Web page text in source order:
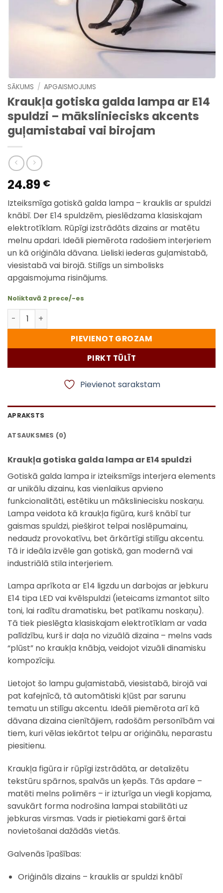
SĀKUMS / APGAISMOJUMS
Kraukļa gotiska galda lampa ar E14
spuldzi – māksliniecisks akcents
guļamistabai vai birojam
24.89 €
Izteiksmīga gotiskā galda lampa – krauklis ar spuldzi
knābī. Der E14 spuldzēm, pieslēdzama klasiskajam
elektrotīklam. Rūpīgi izstrādāts dizains ar matētu
melnu apdari. Ideāli piemērota radošiem interjeriem
un kā oriģināla dāvana. Lieliski iederas guļamistabā,
viesistabā vai birojā. Stilīgs un simbolisks
apgaismojuma risinājums.
Noliktavā 2 prece/-es
Kraukļa gotiska galda lampa ar E14 spuldzi –
PIEVIENOT GROZAM
PIRKT TŪLĪT
Pievienot sarakstam
APRAKSTS
ATSAUKSMES (0)
Kraukļa gotiska galda lampa ar E14 spuldzi
Gotiskā galda lampa ir izteiksmīgs interjera elements
ar unikālu dizainu, kas vienlaikus apvieno
funkcionalitāti, estētiku un māksliniecisku noskaņu.
Lampa veidota kā kraukļa figūra, kurš knābī tur
gaismas spuldzi, piešķirot telpai noslēpumainu,
nedaudz provokatīvu, bet ārkārtīgi stilīgu akcentu.
Tā ir ideāla izvēle gan gotiskā, gan modernā vai
industriālā stila interjeriem.
Lampa aprīkota ar E14 ligzdu un darbojas ar jebkuru
E14 tipa LED vai kvēlspuldzi (ieteicams izmantot silto
toni, lai radītu dramatisku, bet patīkamu noskaņu).
Tā tiek pieslēgta klasiskajam elektrotīklam ar vada
palīdzību, kurš ir daļa no vizuālā dizaina – melns vads
“plūst” no kraukļa knābja, veidojot vizuāli dinamisku
kompozīciju.
Lietojot šo lampu guļamistabā, viesistabā, birojā vai
pat kafejnīcā, tā automātiski kļūst par sarunu
tematu un stilīgu akcentu. Ideāli piemērota arī kā
dāvana dizaina cienītājiem, radošām personībām vai
tiem, kuri vēlas iekārtot telpu ar oriģinālu, neparastu
piesitienu.
Kraukļa figūra ir rūpīgi izstrādāta, ar detalizētu
tekstūru spārnos, spalvās un ķepās. Tās apdare –
matēti melns polimērs – ir izturīga un viegli kopjama,
savukārt forma nodrošina lampai stabilitāti uz
jebkuras virsmas. Vads ir pietiekami garš ērtai
novietošanai dažādās vietās.
Galvenās īpašības:
Oriģināls dizains – krauklis ar spuldzi knābī